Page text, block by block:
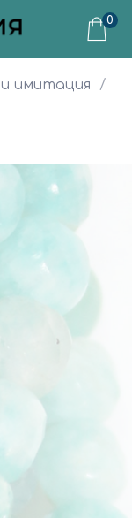
0
имитация